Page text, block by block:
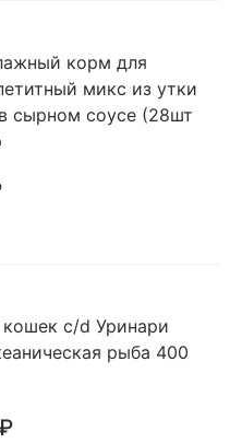
корм для
микс из утки
сырном соусе (28шт
c/d Уринари
рыба 400